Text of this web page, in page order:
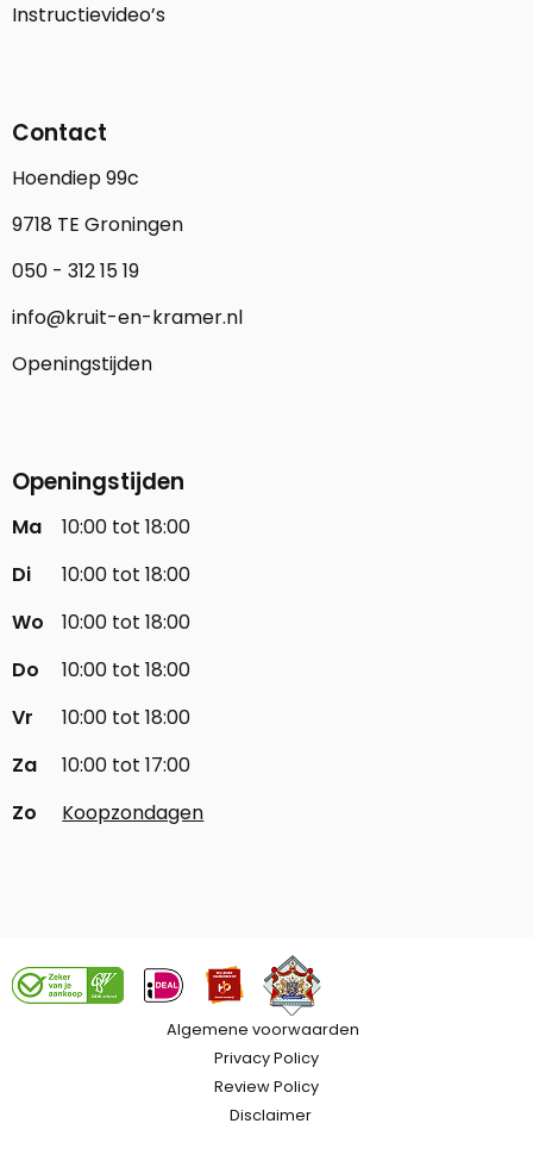
Instructievideo’s
Contact
Hoendiep 99c
9718 TE Groningen
050 - 312 15 19
info@kruit-en-kramer.nl
Openingstijden
Openingstijden
Ma
10:00 tot 18:00
Di
10:00 tot 18:00
Wo
10:00 tot 18:00
Do
10:00 tot 18:00
Vr
10:00 tot 18:00
Za
10:00 tot 17:00
Zo
Koopzondagen
Algemene voorwaarden
Privacy Policy
Review Policy
Disclaimer